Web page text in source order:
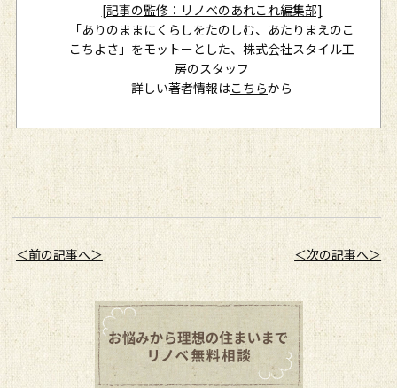
[記事の監修：リノベのあれこれ編集部]
「ありのままにくらしをたのしむ、あたりまえのこ
こちよさ」をモットーとした、株式会社スタイル工
房のスタッフ
詳しい著者情報はこちらから
＜前の記事へ＞ ＜次の記事へ＞